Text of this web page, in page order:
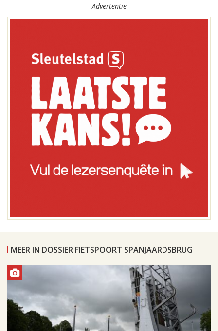
Advertentie
MEER IN DOSSIER FIETSPOORT SPANJAARDSBRUG